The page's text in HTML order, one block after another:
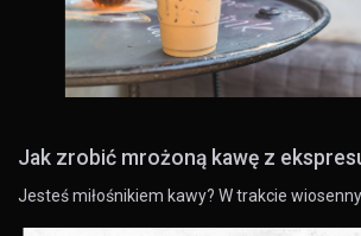
Jak zrobić mrożoną kawę z
Jesteś miłośnikiem kawy? W trakcie